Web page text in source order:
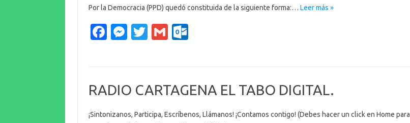
Por la Democracia (PPD) quedó constituida de la siguiente forma:… Leer más »
Fa
b
o
o
M
n
g
er
T
te
r
G
o
k.
c
RADIO CARTAGENA EL TABO DIGITAL.
¡Sintonizanos, Participa, Escríbenos, Llámanos! ¡Contamos contigo! (Debes hacer un click en Home para